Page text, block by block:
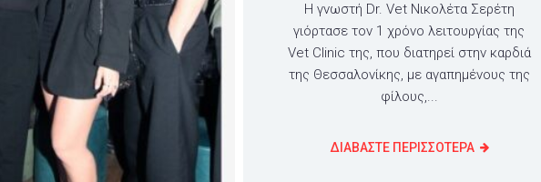
H γνωστή Dr. Vet Νικολέτα Σερέτη
γιόρτασε τον 1 χρόνο λειτουργίας της
Vet Clinic της, που διατηρεί στην καρδιά
της Θεσσαλονίκης, με αγαπημένους της
φίλους,...
ΔΙΑΒΑΣΤΕ ΠΕΡΙΣΣΟΤΕΡΑ